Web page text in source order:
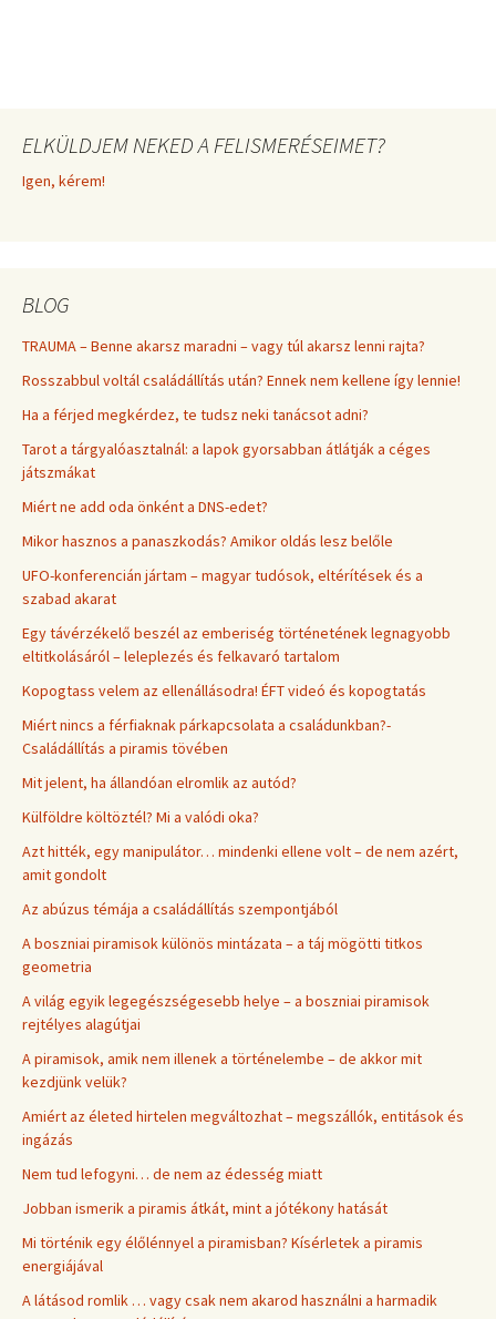
ELKÜLDJEM NEKED A FELISMERÉSEIMET?
Igen, kérem!
BLOG
TRAUMA – Benne akarsz maradni – vagy túl akarsz lenni rajta?
Rosszabbul voltál családállítás után? Ennek nem kellene így lennie!
Ha a férjed megkérdez, te tudsz neki tanácsot adni?
Tarot a tárgyalóasztalnál: a lapok gyorsabban átlátják a céges
játszmákat
Miért ne add oda önként a DNS-edet?
Mikor hasznos a panaszkodás? Amikor oldás lesz belőle
UFO-konferencián jártam – magyar tudósok, eltérítések és a
szabad akarat
Egy távérzékelő beszél az emberiség történetének legnagyobb
eltitkolásáról – leleplezés és felkavaró tartalom
Kopogtass velem az ellenállásodra! ÉFT videó és kopogtatás
Miért nincs a férfiaknak párkapcsolata a családunkban?-
Családállítás a piramis tövében
Mit jelent, ha állandóan elromlik az autód?
Külföldre költöztél? Mi a valódi oka?
Azt hitték, egy manipulátor… mindenki ellene volt – de nem azért,
amit gondolt
Az abúzus témája a családállítás szempontjából
A boszniai piramisok különös mintázata – a táj mögötti titkos
geometria
A világ egyik legegészségesebb helye – a boszniai piramisok
rejtélyes alagútjai
A piramisok, amik nem illenek a történelembe – de akkor mit
kezdjünk velük?
Amiért az életed hirtelen megváltozhat – megszállók, entitások és
ingázás
Nem tud lefogyni… de nem az édesség miatt
Jobban ismerik a piramis átkát, mint a jótékony hatását
Mi történik egy élőlénnyel a piramisban? Kísérletek a piramis
energiájával
A látásod romlik … vagy csak nem akarod használni a harmadik